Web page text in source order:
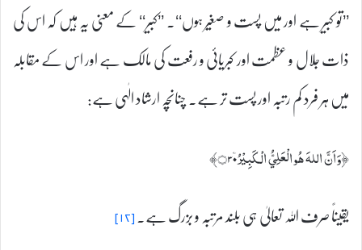
’’تو کبیر ہے اور میں پست و صغیر ہوں‘‘۔ ’’کبیر‘‘ کے معنی یہ ہیں کہ اس کی
ذات جلال و عظمت اور کبریائی و رفعت کی مالک ہے اور اس کے مقابلہ
میں ہر فرد کم رتبہ اور پست تر ہے۔ چنانچہ ارشاد الٰہی ہے:
﴿وَاَنَّ اللہَ ھُوالْعَلِيُّ الْكَبِيْرُ۝۳۰ۧ﴾
یقیناً صرف اللہ تعالیٰ ہی بلند مرتبہ و بزرگ ہے۔[۱۲]